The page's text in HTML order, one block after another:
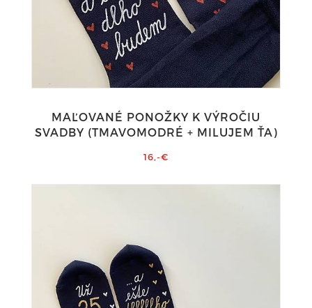
MAĽOVANÉ PONOŽKY K VÝROČIU
SVADBY (TMAVOMODRÉ + MILUJEM ŤA)
16,-€